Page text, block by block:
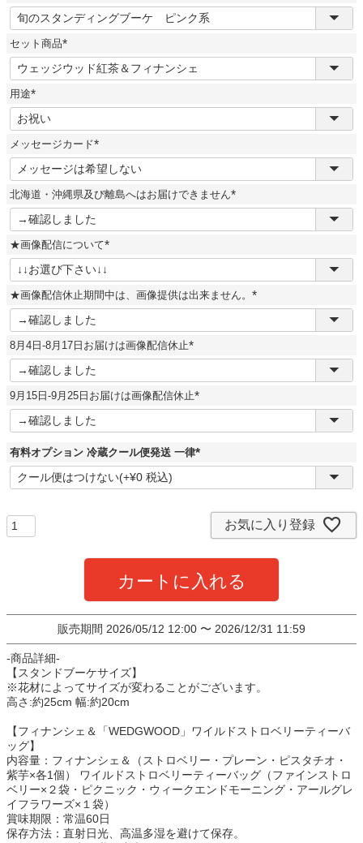
(
必
須
セット商品
(
必
須
用途
(
必
須
)
メッセージカード
(
必
須
)
北海道・沖縄県及び離島へはお届けできません
(
須
★画像配信について
(
必
須
)
★画像配信休止期間中は、画像提供は出来ません。
(
須
8月4日-8月17日お届けは画像配信休止
(
須
)
9月15日-9月25日お届けは画像配信休止
(
須
)
有料オプション 冷蔵クール便発送 一律
(
須
お気に入り登録
カートに入れる
販売期間 2026/05/12 12:00 〜 2026/12/31 11:59
-商品詳細-
【スタンドブーケサイズ】
※花材によってサイズが変わることがございます。
高さ:約25cm 幅:約20cm
【フィナンシェ＆「WEDGWOOD」ワイルドストロベリーティーバ
ッグ】
内容量：フィナンシェ＆（ストロベリー・プレーン・ピスタチオ・
紫芋×各1個） ワイルドストロベリーティーバッグ（ファインストロ
ベリー×２袋・ピクニック・ウィークエンドモーニング・アールグレ
イフラワーズ×１袋）
賞味期限：常温60日
保存方法：直射日光、高温多湿を避けて保存。